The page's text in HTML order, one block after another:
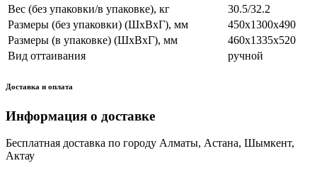
Вес (без упаковки/в упаковке), кг
30.5/32.2
Размеры (без упаковки) (ШхВхГ), мм
450x1300x490
Размеры (в упаковке) (ШхВхГ), мм
460x1335x520
Вид оттаивания
ручной
Доставка и оплата
Информация о доставке
Бесплатная доставка по городу Алматы, Астана, Шымкент,
Актау